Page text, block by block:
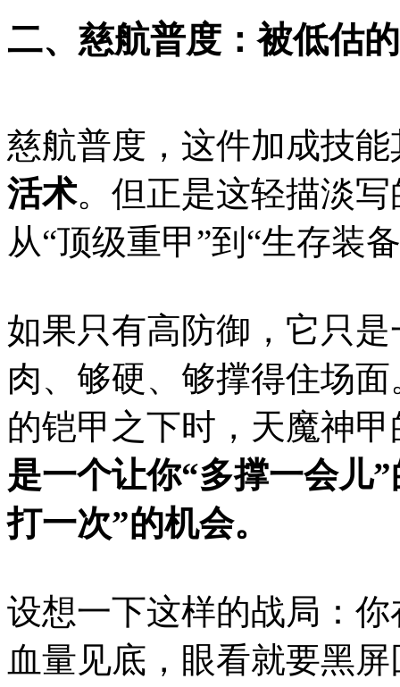
二、慈航普度：被低估
慈航普度，这件加成技
活术。但正是这轻描淡
从“顶级重甲”到“生存装
如果只有高防御，它只
肉、够硬、够撑得住场
的铠甲之下时，天魔神
是一个让你“多撑一会儿
打一次”的机会。
设想一下这样的战局：
血量见底，眼看就要黑